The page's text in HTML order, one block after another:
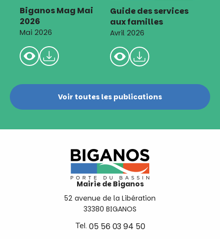
Biganos Mag Mai
2026
Mai 2026
Guide des services
aux familles
Avril 2026
Voir toutes les publications
Mairie de Biganos
52 avenue de la Libération
33380 BIGANOS
Tel. 05 56 03 94 50